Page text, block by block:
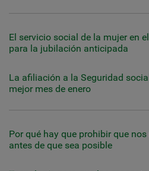
El servicio social de la mujer en
para la jubilación anticipada
La afiliación a la Seguridad
mejor mes de enero
Por qué hay que prohibir que
antes de que sea posible